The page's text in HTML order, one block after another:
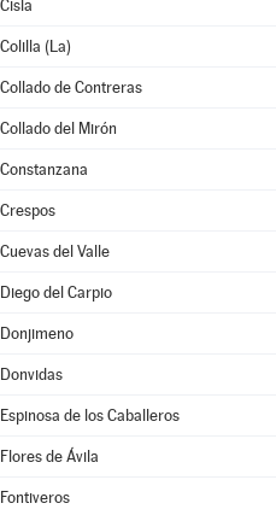
Cisla
Colilla (La)
Collado de Contreras
Collado del Mirón
Constanzana
Crespos
Cuevas del Valle
Diego del Carpio
Donjimeno
Donvidas
Espinosa de los Caballeros
Flores de Ávila
Fontiveros